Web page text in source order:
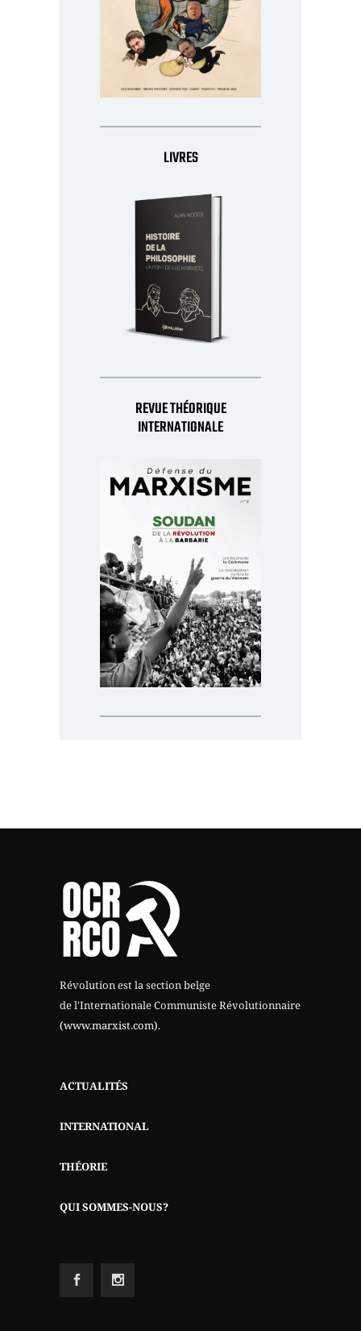
LIVRES
REVUE THÉORIQUE
INTERNATIONALE
Révolution est la section belge
de l'Internationale Communiste Révolutionnaire
(www.marxist.com).
ACTUALITÉS
INTERNATIONAL
THÉORIE
QUI SOMMES-NOUS?